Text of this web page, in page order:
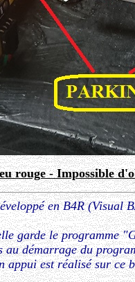
rouge - Impossible
en B4R
garde le programme
démarrage du
appui est réalisé sur ce